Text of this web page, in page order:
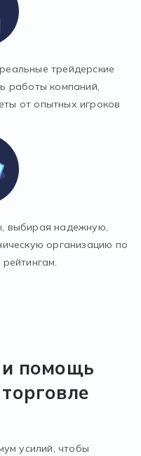
трейдерские
работы компаний,
от опытных игроков
выбирая надежную,
организацию по
помощь
усилий, чтобы